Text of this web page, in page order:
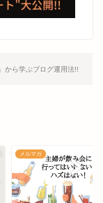
から学ぶブログ運用法!!
メルマガ